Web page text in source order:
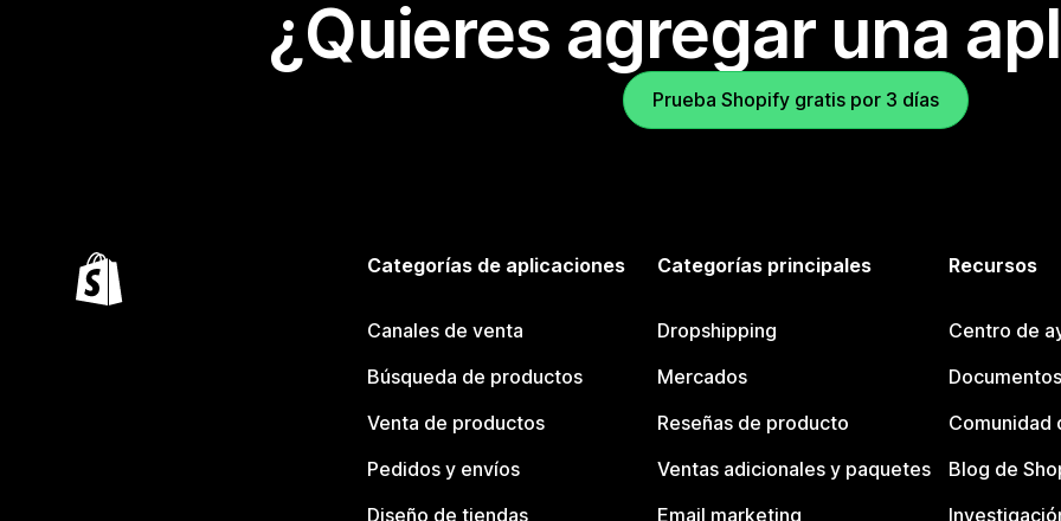
¿Quieres agregar una
Prueba Shopify gratis por 3 días
Categorías de aplicaciones
Canales de venta
Búsqueda de productos
Venta de productos
Pedidos y envíos
Diseño de tiendas
Categorías principales
Dropshipping
Mercados
Reseñas de producto
Ventas adicionales y paquetes
Email marketing
Recursos
Centro de
Comunidad
Blog de